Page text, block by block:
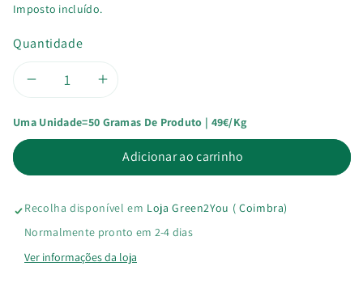
Imposto incluído.
Quantidade
Diminuir
a
quantidade
de
Pepitas
de
Aumentar
a
quantidade
de
Pepitas
de
Uma Unidade=50 Gramas De Produto | 49€/kg
Adicionar ao carrinho
Recolha disponível em Loja Green2You ( Coimbra)
Normalmente pronto em 2-4 dias
Ver informações da loja